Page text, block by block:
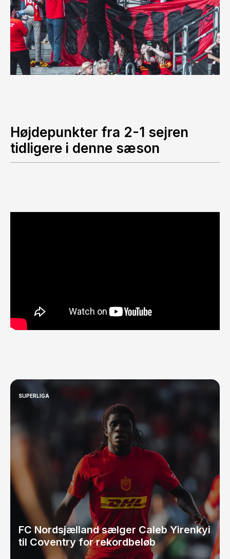
Højdepunkter fra 2-1 sejren
tidligere i denne sæson
SUPERLIGA
FC Nordsjælland sælger Caleb Yirenkyi
til Coventry for rekordbeløb